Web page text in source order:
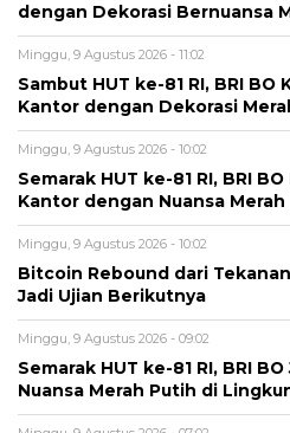
dengan Dekorasi Bernuansa
Minggu, 9 Agustus 2026 - 11:02
Sambut HUT ke-81 RI, BRI BO
Kantor dengan Dekorasi
Minggu, 9 Agustus 2026 - 10:02
Semarak HUT ke-81 RI, BRI
Kantor dengan Nuansa Merah
Minggu, 9 Agustus 2026 - 10:02
Bitcoin Rebound dari
Jadi Ujian Berikutnya
Minggu, 9 Agustus 2026 - 09:02
Semarak HUT ke-81 RI, BRI
Nuansa Merah Putih di